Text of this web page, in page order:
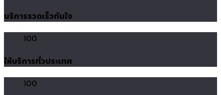
บริการรวดเร็วทันใจ
100
ให้บริการทั่วประเทศ
100